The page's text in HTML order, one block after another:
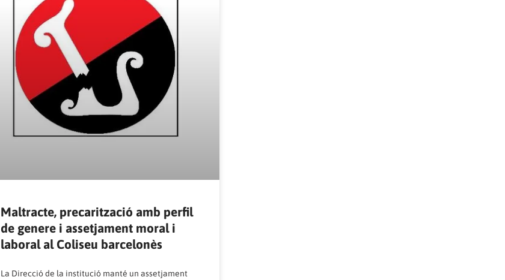
Maltracte, precarització amb perfil
de genere i assetjament moral i
laboral al Coliseu barcelonès
La Direcció de la institució manté un assetjament